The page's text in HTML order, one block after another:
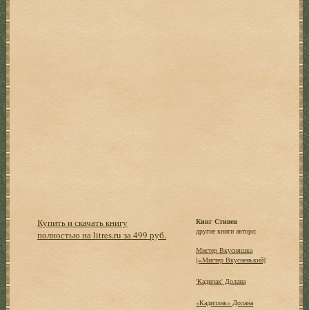
Купить и скачать книгу
полностью на litres.ru за 499 руб.
Кинг Стивен
другие книги автора:
Мистер Вкусняшка
[=Мистер Вкусненький]
'Кадилак' Долана
«Кадиллак» Долана